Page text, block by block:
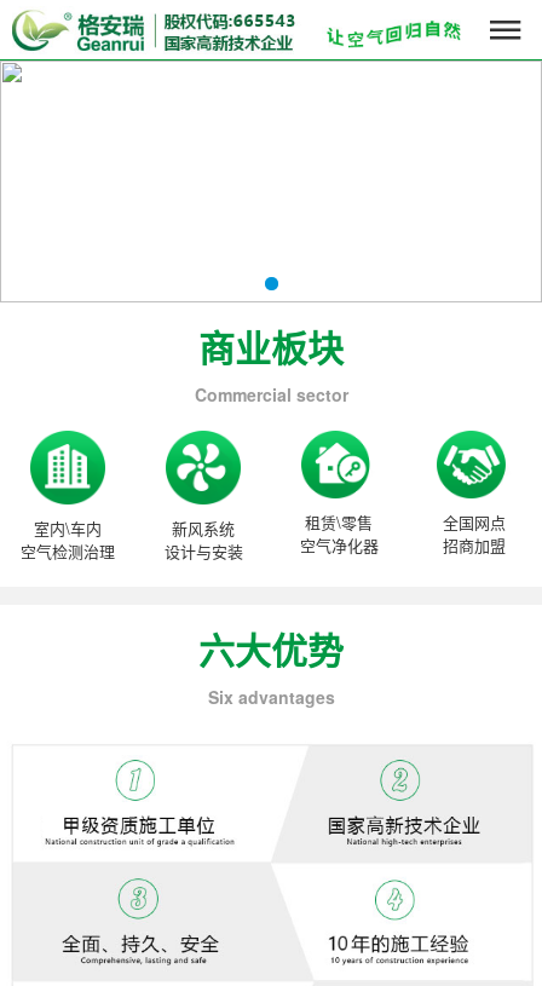

商业板块
Commercial sector
室内\车内
空气检测治理
新风系统
设计与安装
租赁\零售
空气净化器
全国网点
招商加盟
六大优势
Six advantages